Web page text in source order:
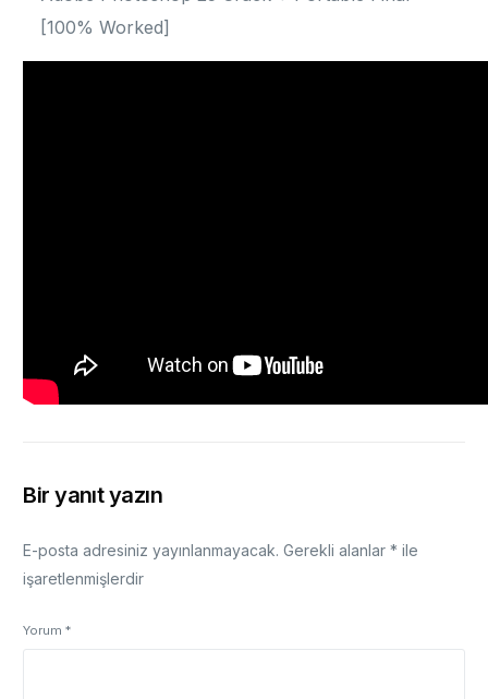
[100% Worked]
Bir yanıt yazın
E-posta adresiniz yayınlanmayacak. Gerekli alanlar* ile
işaretlenmişlerdir
Yorum*